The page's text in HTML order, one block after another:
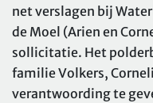
net verslagen bij
de Moel (Arien en
sollicitatie. Het
familie Volkers,
verantwoording te